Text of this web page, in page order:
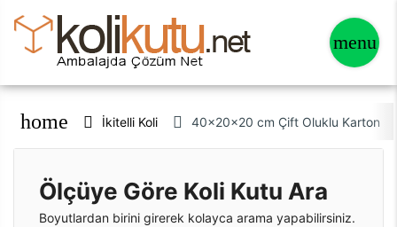
home İkitelli Koli 40x20x20 cm Çift Oluklu Karton
Ölçüye Göre Koli Kutu Ara
Boyutlardan birini girerek kolayca arama yapabilirsiniz.